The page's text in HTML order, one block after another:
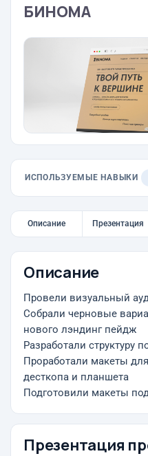
БИНОМА
ИСПОЛЬЗУЕМЫЕ НАВЫКИ
Описание Презентация
Описание
Провели визуальный
Собрали черновые
нового лэндинг пейдж
Разработали структуру
Проработали макеты
десткопа и планшета
Подготовили макеты
Презентация